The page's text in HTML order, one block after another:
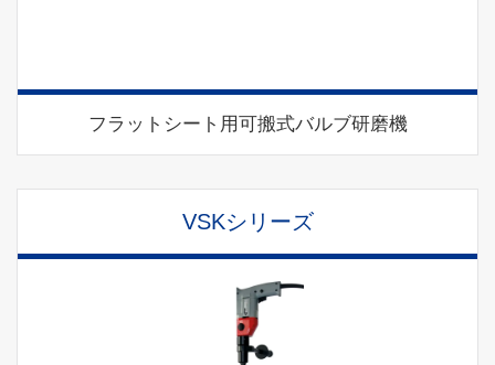
フラットシート用可搬式バルブ研磨機
VSKシリーズ